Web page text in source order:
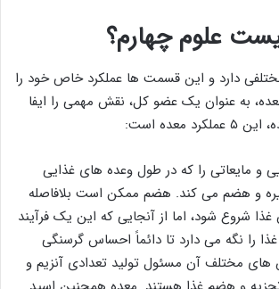
علوم چهارم؟
دارد و این قسمت ها عملکرد خاص خود را
به عنوان یک عضو کل، نقش مهمی را ایفا
معده است:
و مایعاتی را که در طول وعده های غذایی
و هضم می کند. هضم ممکن است بلافاصله
شروع شود، اما از آنجایی که این یک فرآیند
را نگه می دارد تا دائماً احساس گرسنگی
مختلف آن مسئول تولید تعدادی آنزیم و